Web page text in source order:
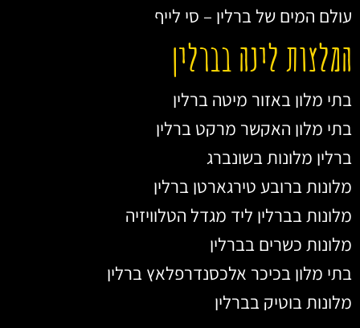
עולם המים של ברלין – סי לייף
המלצות לינה בברלין
בתי מלון באזור מיטה ברלין
בתי מלון האקשר מרקט ברלין
ברלין מלונות בשונברג
מלונות ברובע טירגארטן ברלין
מלונות בברלין ליד מגדל הטלוויזיה
מלונות כשרים בברלין
בתי מלון בכיכר אלכסנדרפלאץ ברלין
מלונות בוטיק בברלין